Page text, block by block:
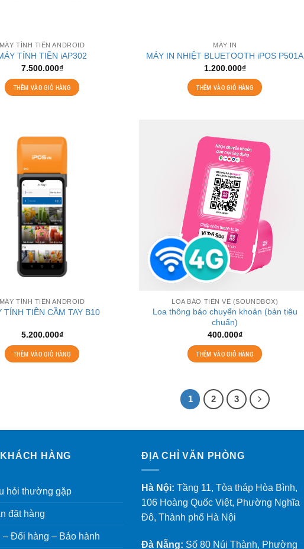
TÍNH TIỀN ANDROID
TÍNH TIỀN iAP302
7.500.000₫
THÊM VÀO GIỎ HÀNG
MÁY IN
MÁY IN NHIỆT BLUETOOTH iPOS P501A
1.200.000₫
THÊM VÀO GIỎ HÀNG
TÍNH TIỀN ANDROID
TÍNH TIỀN CẦM TAY B10
5.200.000₫
THÊM VÀO GIỎ HÀNG
LOA BÁO TIỀN VỀ (SOUNDBOX)
Loa thông báo chuyển khoản (bản tiêu
chuẩn)
400.000₫
THÊM VÀO GIỎ HÀNG
1 2 3
HÀNG
hỏi thường gặp
đặt hàng
– Đổi hàng – Bảo hành
ĐỊA CHỈ VĂN PHÒNG
Hà Nội: Tầng 11, Tòa tháp Hòa Bình,
106 Hoàng Quốc Việt, Phường Nghĩa
Đô, Thành phố Hà Nội
Đà Nẵng: Số 80 Núi Thành, Phường